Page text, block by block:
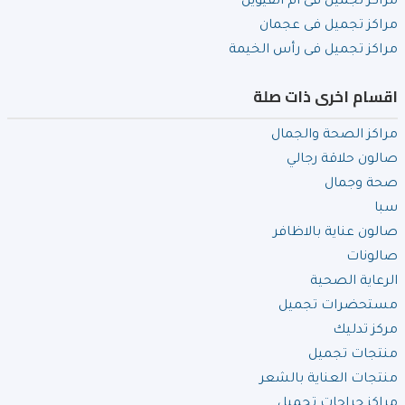
مراكز تجميل فى عجمان
مراكز تجميل فى رأس الخيمة
اقسام اخرى ذات صلة
مراكز الصحة والجمال
صالون حلاقة رجالي
صحة وجمال
سبا
صالون عناية بالاظافر
صالونات
الرعاية الصحية
مستحضرات تجميل
مركز تدليك
منتجات تجميل
منتجات العناية بالشعر